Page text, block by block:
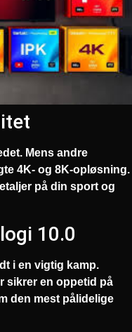
Mens andre
4K- og 8K-opløsning.
på din sport og
10.0
i en vigtig kamp.
sikrer en oppetid på
den mest pålidelige